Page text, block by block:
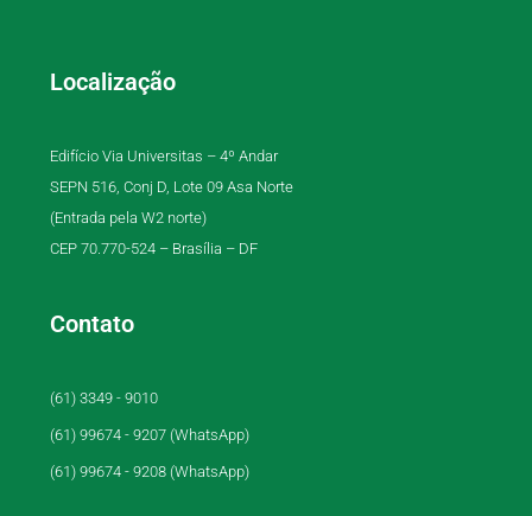
Localização
Edifício Via Universitas – 4º Andar
SEPN 516, Conj D, Lote 09 Asa Norte
(Entrada pela W2 norte)
CEP 70.770-524 – Brasília – DF
Contato
(61) 3349 - 9010
(61) 99674 - 9207 (WhatsApp)
(61) 99674 - 9208 (WhatsApp)